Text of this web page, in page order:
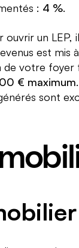
: 4 %.
ouvrir un
est mis
votre foyer
€ maximum
sont